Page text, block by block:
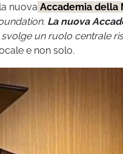
nuova Accademia della
La nuova
un ruolo centrale
e non solo.